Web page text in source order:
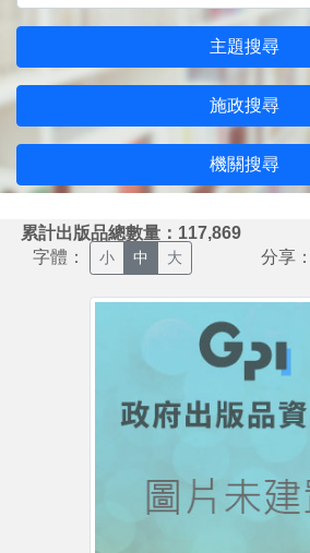
主題搜尋
施政搜尋
機關搜尋
累計出版品總數量：117,869
字體： 小 中 大 分享：